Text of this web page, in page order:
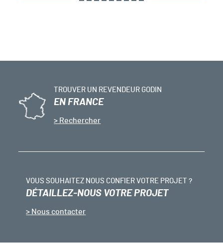
TROUVER UN REVENDEUR GODIN
EN FRANCE
Rechercher
VOUS SOUHAITEZ NOUS CONFIER VOTRE PROJET ?
DÉTAILLEZ-NOUS VOTRE PROJET
Nous contacter